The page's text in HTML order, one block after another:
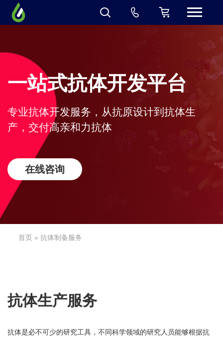
一站式抗体开发平台
专业抗体开发服务，从抗原设计到抗体生
产，交付高亲和力抗体
在线咨询
首页 » 抗体制备服务
抗体生产服务
抗体是必不可少的研究工具，不同科学领域的研究人员能够根据抗